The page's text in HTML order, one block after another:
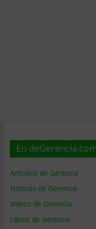
En
Artículos de Gerencia
Noticias de Gerencia
Videos de Gerencia
Libros de Gerencia